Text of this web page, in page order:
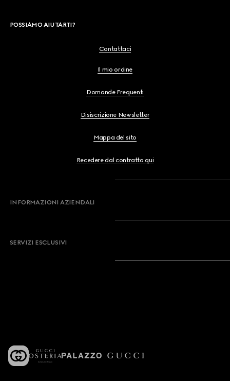
POSSIAMO AIUTARTI?
Contattaci
Il mio ordine
Domande Frequenti
Disiscrizione Newsletter
Mappa del sito
Recedere dal contratto qui
INFORMAZIONI AZIENDALI
SERVIZI ESCLUSIVI